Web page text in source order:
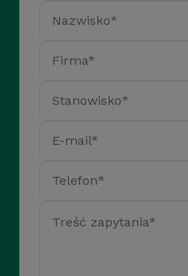
Nazwisko*
Firma*
Stanowisko*
E-mail*
Telefon*
Treść zapytania*